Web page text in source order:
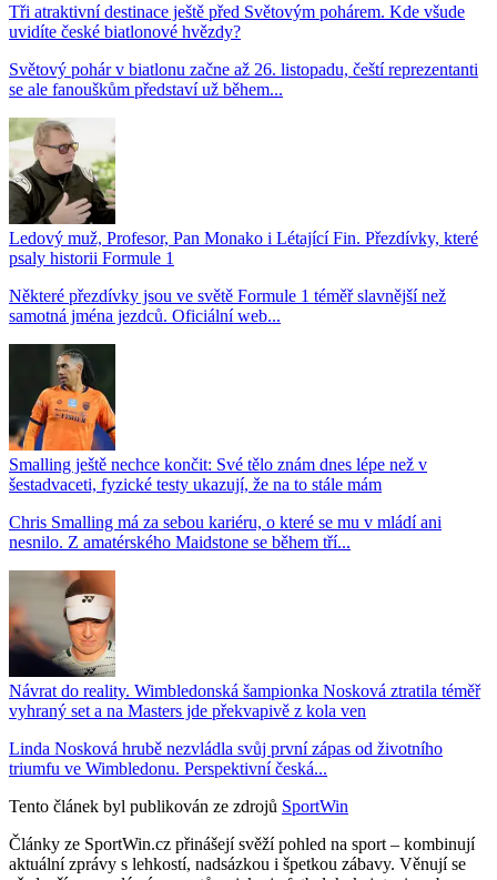
Tři atraktivní destinace ještě před Světovým pohárem. Kde všude
uvidíte české biatlonové hvězdy?
Světový pohár v biatlonu začne až 26. listopadu, čeští reprezentanti
se ale fanouškům představí už během...
Ledový muž, Profesor, Pan Monako i Létající Fin. Přezdívky, které
psaly historii Formule 1
Některé přezdívky jsou ve světě Formule 1 téměř slavnější než
samotná jména jezdců. Oficiální web...
Smalling ještě nechce končit: Své tělo znám dnes lépe než v
šestadvaceti, fyzické testy ukazují, že na to stále mám
Chris Smalling má za sebou kariéru, o které se mu v mládí ani
nesnilo. Z amatérského Maidstone se během tří...
Návrat do reality. Wimbledonská šampionka Nosková ztratila téměř
vyhraný set a na Masters jde překvapivě z kola ven
Linda Nosková hrubě nezvládla svůj první zápas od životního
triumfu ve Wimbledonu. Perspektivní česká...
Tento článek byl publikován ze zdrojů SportWin
Články ze SportWin.cz přinášejí svěží pohled na sport – kombinují
aktuální zprávy s lehkostí, nadsázkou i špetkou zábavy. Věnují se